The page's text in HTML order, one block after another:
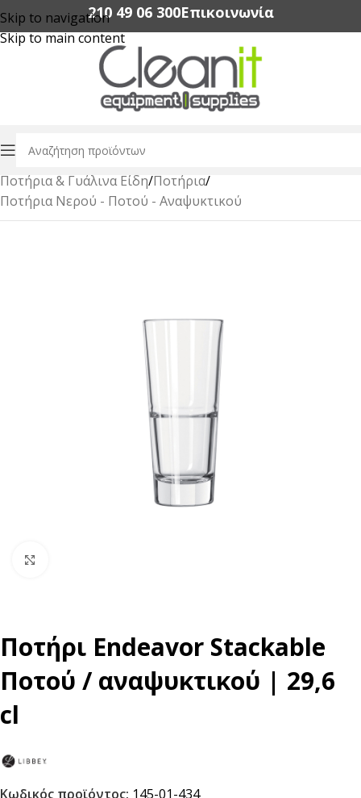
Skip to navigation
Skip to main content
210 49 06 300‬Επικοινωνία
Αρχική σελίδα/Εξοπλισμός Εστίασης
Ποτήρια & Γυάλινα Είδη/Ποτήρια/
Ποτήρια Νερού - Ποτού - Αναψυκτικού
Ποτήρι Endeavor Stackable
Ποτού / αναψυκτικού | 29,6
cl
Κωδικός προϊόντος: 145-01-434